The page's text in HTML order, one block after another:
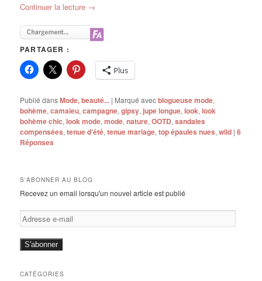
Continuer la lecture →
PARTAGER :
Plus
Publié dansMode, beauté... | Marqué avecblogueuse mode,
bohème,camaieu,campagne,gipsy,jupe longue,look,look
bohème chic,look mode,mode,nature,OOTD,sandales
compensées,tenue d'été,tenue mariage,top épaules nues,wild |6
Réponses
S'ABONNER AU BLOG
Recevez un email lorsqu'un nouvel article est publié
Adresse
e-
mail
S'abonner
CATÉGORIES